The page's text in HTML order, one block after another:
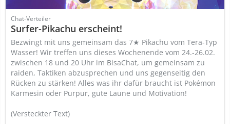
Chat-Verteiler
Surfer-Pikachu erscheint!
Bezwingt mit uns gemeinsam das 7★ Pikachu vom Tera-Typ
Wasser! Wir treffen uns dieses Wochenende vom 24.-26.02.
zwischen 18 und 20 Uhr im BisaChat, um gemeinsam zu
raiden, Taktiken abzusprechen und uns gegenseitig den
Rücken zu stärken! Alles was ihr dafür braucht ist Pokémon
Karmesin oder Purpur, gute Laune und Motivation!
(Versteckter Text)